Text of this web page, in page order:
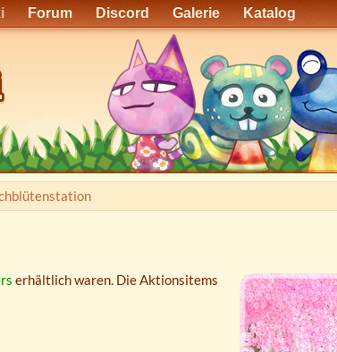
Forum Discord Galerie Katalog
erhältlich waren. Die Aktionsitems